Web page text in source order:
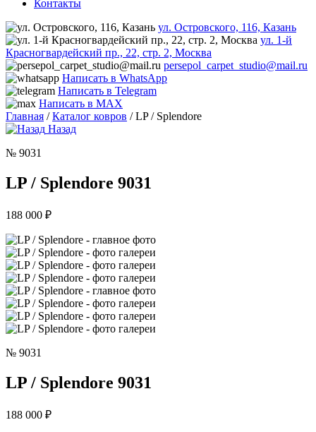
Контакты
ул. Островского, 116, Казань
ул. 1-й
Красногвардейский пр., 22, стр. 2, Москва
persepol_carpet_studio@mail.ru
Написать в WhatsApp
Написать в Telegram
Написать в MAX
Главная /Каталог ковров / LP / Splendore
Назад
№ 9031
LP / Splendore 9031
188 000 ₽
№ 9031
LP / Splendore 9031
188 000 ₽